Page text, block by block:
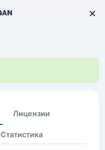
Лицензии
Статистика